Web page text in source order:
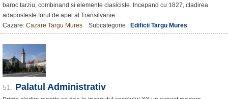
baroc tarziu, combinand si elemente clasiciste. Incepand cu 1827, cladirea
adaposteste forul de apel al Transilvanie...
Cazare: Cazare Targu Mures Subcategorie : Edificii Targu Mures
51. Palatul Administrativ